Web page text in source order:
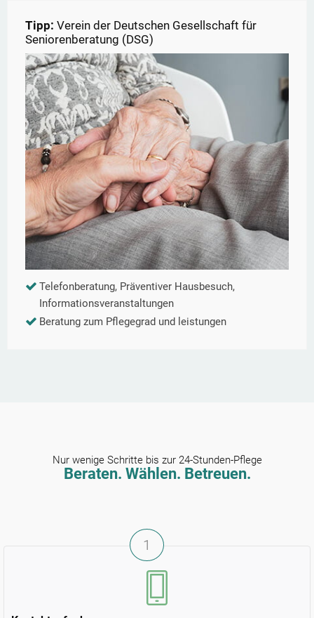
Tipp: Verein der Deutschen Gesellschaft für
Seniorenberatung (DSG)
Telefonberatung, Präventiver Hausbesuch,
Informationsveranstaltungen
Beratung zum Pflegegrad und leistungen
Nur wenige Schritte bis zur 24-Stunden-Pflege
Beraten. Wählen. Betreuen.
1